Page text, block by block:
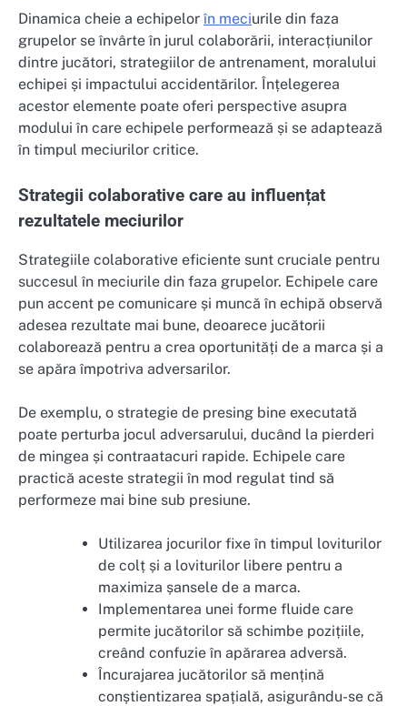
Dinamica cheie a echipelorîn meciurile din faza
grupelor se învârte în jurul colaborării, interacțiunilor
dintre jucători, strategiilor de antrenament, moralului
echipei și impactului accidentărilor. Înțelegerea
acestor elemente poate oferi perspective asupra
modului în care echipele performează și se adaptează
în timpul meciurilor critice.
Strategii colaborative care au influențat
rezultatele meciurilor
Strategiile colaborative eficiente sunt cruciale pentru
succesul în meciurile din faza grupelor. Echipele care
pun accent pe comunicare și muncă în echipă observă
adesea rezultate mai bune, deoarece jucătorii
colaborează pentru a crea oportunități de a marca și a
se apăra împotriva adversarilor.
De exemplu, o strategie de presing bine executată
poate perturba jocul adversarului, ducând la pierderi
de mingea și contraatacuri rapide. Echipele care
practică aceste strategii în mod regulat tind să
performeze mai bine sub presiune.
Utilizarea jocurilor fixe în timpul loviturilor
de colț și a loviturilor libere pentru a
maximiza șansele de a marca.
Implementarea unei forme fluide care
permite jucătorilor să schimbe pozițiile,
creând confuzie în apărarea adversă.
Încurajarea jucătorilor să mențină
conștientizarea spațială, asigurându-se că